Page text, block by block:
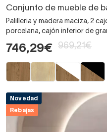
Conjunto de mueble de
Palilleria y madera maciza, 2
porcelana, cajón inferior de
746,29€ 969,21€
Novedad
Rebajas